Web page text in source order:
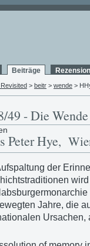
Beiträge
> beitr > wende >
49 - Die
Peter Hye,
der
Jahre, die